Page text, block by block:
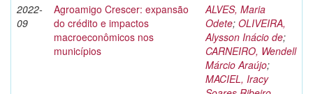
2022-
09
Agroamigo Crescer: expansão
do crédito e impactos
macroeconômicos nos
municípios
ALVES, Maria
Odete; OLIVEIRA,
Alysson Inácio de;
CARNEIRO, Wendell
Márcio Araújo;
MACIEL, Iracy